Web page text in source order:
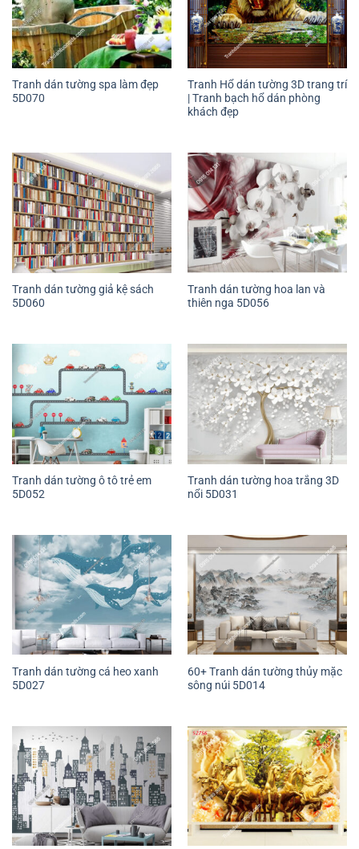
Tranh dán tường spa làm đẹp
5D070
Tranh Hổ dán tường 3D trang trí
| Tranh bạch hổ dán phòng
khách đẹp
Tranh dán tường giả kệ sách
5D060
Tranh dán tường hoa lan và
thiên nga 5D056
Tranh dán tường ô tô trẻ em
5D052
Tranh dán tường hoa trắng 3D
nổi 5D031
Tranh dán tường cá heo xanh
5D027
60+ Tranh dán tường thủy mặc
sông núi 5D014